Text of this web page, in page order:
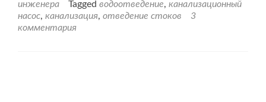
делать,
если
инженера Tagged водоотведение, канализационный
насос, канализация, отведение стоков
3
комментария